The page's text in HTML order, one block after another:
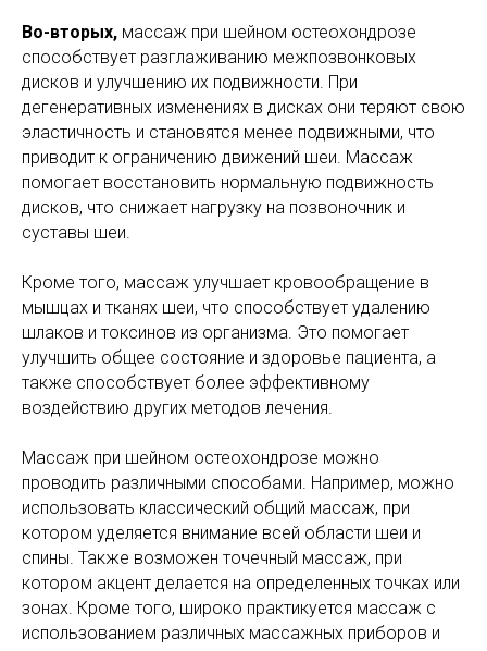
Во-вторых, массаж при шейном остеохондрозе
способствует разглаживанию межпозвонковых
дисков и улучшению их подвижности. При
дегенеративных изменениях в дисках они теряют свою
эластичность и становятся менее подвижными, что
приводит к ограничению движений шеи. Массаж
помогает восстановить нормальную подвижность
дисков, что снижает нагрузку на позвоночник и
суставы шеи.
Кроме того, массаж улучшает кровообращение в
мышцах и тканях шеи, что способствует удалению
шлаков и токсинов из организма. Это помогает
улучшить общее состояние и здоровье пациента, а
также способствует более эффективному
воздействию других методов лечения.
Массаж при шейном остеохондрозе можно
проводить различными способами. Например, можно
использовать классический общий массаж, при
котором уделяется внимание всей области шеи и
спины. Также возможен точечный массаж, при
котором акцент делается на определенных точках или
зонах. Кроме того, широко практикуется массаж с
использованием различных массажных приборов и